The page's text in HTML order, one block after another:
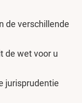
de verschillende
de wet voor u
jurisprudentie